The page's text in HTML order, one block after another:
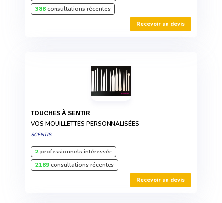
388consultations récentes
Recevoir un devis
TOUCHES À SENTIR
VOS MOUILLETTES PERSONNALISÉES
SCENTIS
2professionnels intéressés
2189consultations récentes
Recevoir un devis